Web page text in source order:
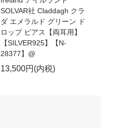
SOLVAR社 Claddagh クラ
ダ エメラルド グリーン ド
ロップ ピアス【両耳用】
【SILVER925】【N-
28377】@
13,500円(内税)